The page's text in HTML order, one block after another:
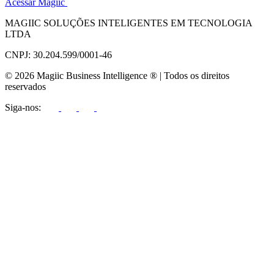
Acessar Magiic
MAGIIC SOLUÇÕES INTELIGENTES EM TECNOLOGIA
LTDA
CNPJ: 30.204.599/0001-46
© 2026 Magiic Business Intelligence ® | Todos os direitos
reservados
Siga-nos: